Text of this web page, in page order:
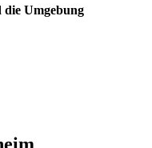
Umgebung